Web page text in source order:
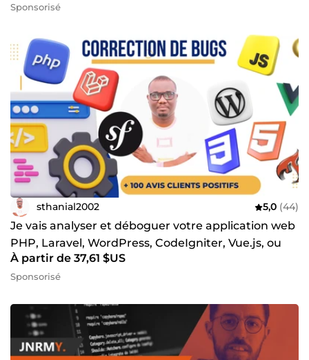
Sponsorisé
sthanial2002 5,0 (44)
Je vais analyser et déboguer votre application web
PHP, Laravel, WordPress, CodeIgniter, Vue.js, ou
Symfony
À partir de 37,61 $US
Sponsorisé